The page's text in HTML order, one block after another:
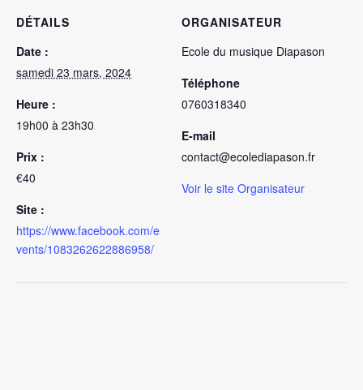
DÉTAILS
Date :
samedi 23 mars, 2024
Heure :
19h00 à 23h30
Prix :
€40
Site :
https://www.facebook.com/e
vents/1083262622886958/
ORGANISATEUR
Ecole du musique Diapason
Téléphone
0760318340
E-mail
contact@ecolediapason.fr
Voir le site Organisateur